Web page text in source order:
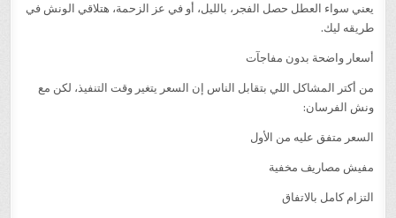
يعني سواء العطل حصل الفجر، بالليل، أو في عز الزحمة، هتلاقي الونش في
طريقه ليك.
أسعار واضحة بدون مفاجآت
من أكتر المشاكل اللي بتقابل الناس إن السعر يتغير وقت التنفيذ، لكن مع
ونش الفرسان:
السعر متفق عليه من الأول
مفيش مصاريف مخفية
التزام كامل بالاتفاق